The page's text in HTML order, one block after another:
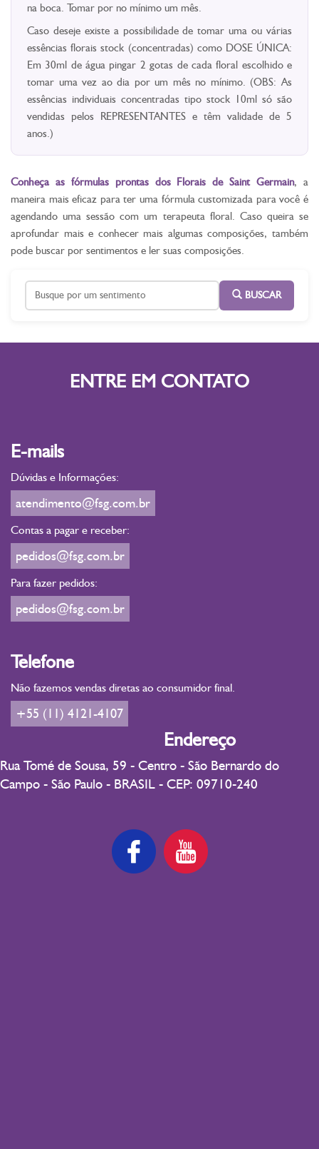
na boca. Tomar por no mínimo um mês.
Caso deseje existe a possibilidade de tomar uma ou várias
essências florais stock (concentradas) como DOSE ÚNICA:
Em 30ml de água pingar 2 gotas de cada floral escolhido e
tomar uma vez ao dia por um mês no mínimo. (OBS: As
essências individuais concentradas tipo stock 10ml só são
vendidas pelos REPRESENTANTES e têm validade de 5
anos.)
Conheça as fórmulas prontas dos Florais de Saint Germain, a
maneira mais eficaz para ter uma fórmula customizada para você é
agendando uma sessão com um terapeuta floral. Caso queira se
aprofundar mais e conhecer mais algumas composições, também
pode buscar por sentimentos e ler suas composições.
BUSCAR
ENTRE EM CONTATO
E-mails
Dúvidas e Informações:
atendimento@fsg.com.br
Contas a pagar e receber:
pedidos@fsg.com.br
Para fazer pedidos:
pedidos@fsg.com.br
Telefone
Não fazemos vendas diretas ao consumidor final.
+55 (11) 4121-4107
Endereço
Rua Tomé de Sousa, 59 - Centro - São Bernardo do
Campo - São Paulo - BRASIL - CEP: 09710-240